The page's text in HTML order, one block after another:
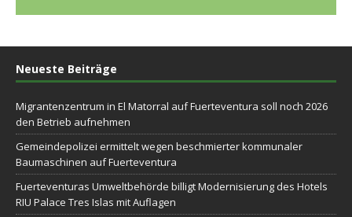
Neueste Beiträge
Migrantenzentrum in El Matorral auf Fuerteventura soll noch 2026
den Betrieb aufnehmen
Gemeindepolizei ermittelt wegen beschmierter kommunaler
Baumaschinen auf Fuerteventura
Fuerteventuras Umweltbehörde billigt Modernisierung des Hotels
RIU Palace Tres Islas mit Auflagen